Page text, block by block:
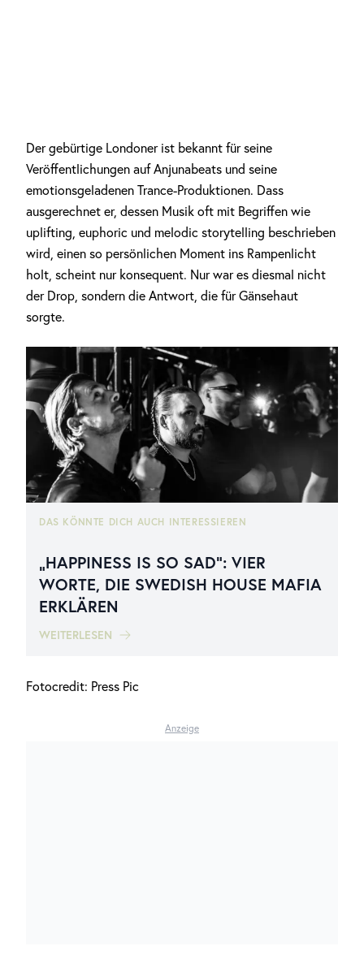
Der gebürtige Londoner ist bekannt für seine
Veröffentlichungen auf Anjunabeats und seine
emotionsgeladenen Trance-Produktionen. Dass
ausgerechnet er, dessen Musik oft mit Begriffen wie
uplifting, euphoric und melodic storytelling beschrieben
wird, einen so persönlichen Moment ins Rampenlicht
holt, scheint nur konsequent. Nur war es diesmal nicht
der Drop, sondern die Antwort, die für Gänsehaut
sorgte.
DAS KÖNNTE DICH AUCH INTERESSIEREN
„HAPPINESS IS SO SAD“: VIER
WORTE, DIE SWEDISH HOUSE MAFIA
ERKLÄREN
WEITERLESEN
Fotocredit: Press Pic
Anzeige